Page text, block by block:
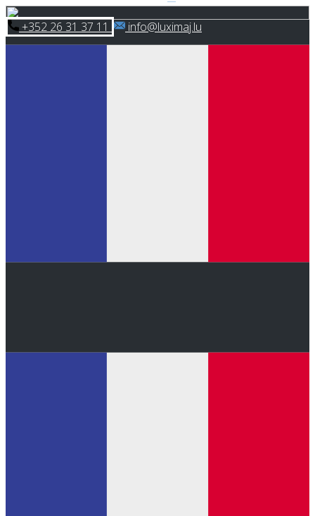
Skip
to
content
​+352 26 31 37 11 ​info@luximaj.lu